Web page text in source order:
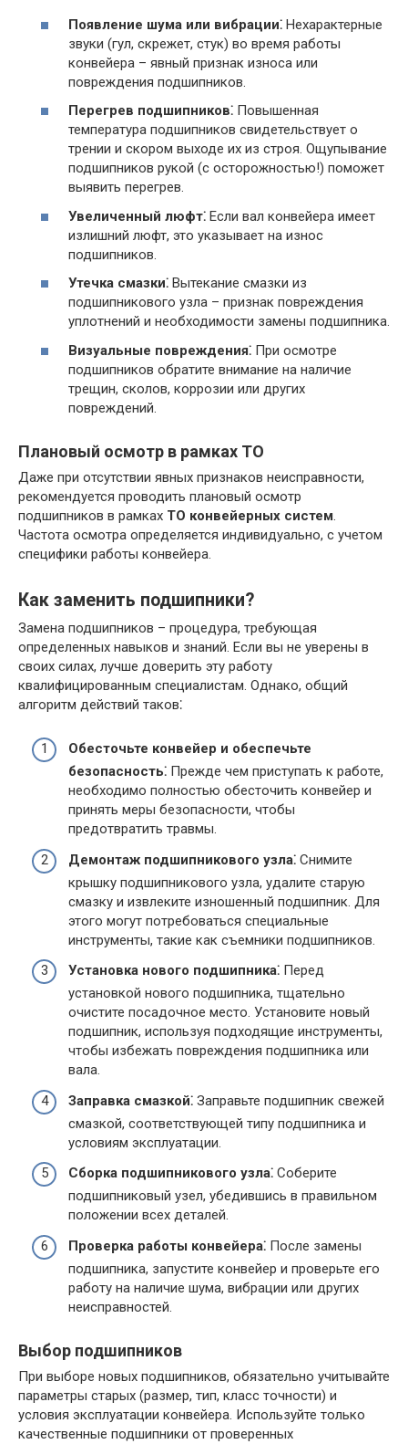
Появление шума или вибрации⁚ Нехарактерные
звуки (гул, скрежет, стук) во время работы
конвейера – явный признак износа или
повреждения подшипников.
Перегрев подшипников⁚ Повышенная
температура подшипников свидетельствует о
трении и скором выходе их из строя. Ощупывание
подшипников рукой (с осторожностью!) поможет
выявить перегрев.
Увеличенный люфт⁚ Если вал конвейера имеет
излишний люфт, это указывает на износ
подшипников.
Утечка смазки⁚ Вытекание смазки из
подшипникового узла – признак повреждения
уплотнений и необходимости замены подшипника.
Визуальные повреждения⁚ При осмотре
подшипников обратите внимание на наличие
трещин, сколов, коррозии или других
повреждений.
Плановый осмотр в рамках ТО
Даже при отсутствии явных признаков неисправности,
рекомендуется проводить плановый осмотр
подшипников в рамках ТО конвейерных систем.
Частота осмотра определяется индивидуально, с учетом
специфики работы конвейера.
Как заменить подшипники?
Замена подшипников – процедура, требующая
определенных навыков и знаний. Если вы не уверены в
своих силах, лучше доверить эту работу
квалифицированным специалистам. Однако, общий
алгоритм действий таков⁚
Обесточьте конвейер и обеспечьте
безопасность⁚ Прежде чем приступать к работе,
необходимо полностью обесточить конвейер и
принять меры безопасности, чтобы
предотвратить травмы.
Демонтаж подшипникового узла⁚ Снимите
крышку подшипникового узла, удалите старую
смазку и извлеките изношенный подшипник. Для
этого могут потребоваться специальные
инструменты, такие как съемники подшипников.
Установка нового подшипника⁚ Перед
установкой нового подшипника, тщательно
очистите посадочное место. Установите новый
подшипник, используя подходящие инструменты,
чтобы избежать повреждения подшипника или
вала.
Заправка смазкой⁚ Заправьте подшипник свежей
смазкой, соответствующей типу подшипника и
условиям эксплуатации.
Сборка подшипникового узла⁚ Соберите
подшипниковый узел, убедившись в правильном
положении всех деталей.
Проверка работы конвейера⁚ После замены
подшипника, запустите конвейер и проверьте его
работу на наличие шума, вибрации или других
неисправностей.
Выбор подшипников
При выборе новых подшипников, обязательно учитывайте
параметры старых (размер, тип, класс точности) и
условия эксплуатации конвейера. Используйте только
качественные подшипники от проверенных